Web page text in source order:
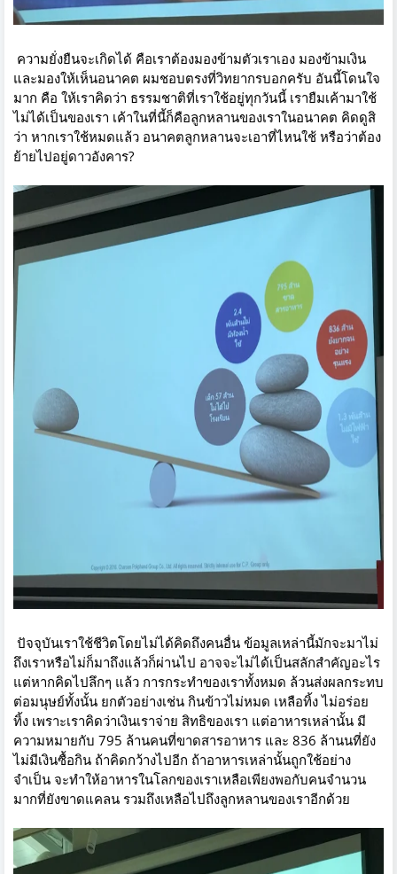
ความยั่งยืนจะเกิดได้ คือเราต้องมองข้ามตัวเราเอง มองข้ามเงิน
และมองให้เห็นอนาคต ผมชอบตรงที่วิทยากรบอกครับ อันนี้โดนใจ
มาก คือ ให้เราคิดว่า ธรรมชาติที่เราใช้อยู่ทุกวันนี้ เรายืมเค้ามาใช้
ไม่ได้เป็นของเรา เค้าในที่นี้ก็คือลูกหลานของเราในอนาคต คิดดูสิ
ว่า หากเราใช้หมดแล้ว อนาคตลูกหลานจะเอาที่ไหนใช้ หรือว่าต้อง
ย้ายไปอยู่ดาวอังคาร?
ปัจจุบันเราใช้ชีวิตโดยไม่ได้คิดถึงคนอื่น ข้อมูลเหล่านี้มักจะมาไม่
ถึงเราหรือไม่ก็มาถึงแล้วก็ผ่านไป อาจจะไม่ได้เป็นสลักสำคัญอะไร
แต่หากคิดไปลึกๆ แล้ว การกระทำของเราทั้งหมด ล้วนส่งผลกระทบ
ต่อมนุษย์ทั้งนั้น ยกตัวอย่างเช่น กินข้าวไม่หมด เหลือทิ้ง ไม่อร่อย
ทิ้ง เพราะเราคิดว่าเงินเราจ่าย สิทธิของเรา แต่อาหารเหล่านั้น มี
ความหมายกับ 795 ล้านคนที่ขาดสารอาหาร และ 836 ล้านนที่ยัง
ไม่มีเงินซื้อกิน ถ้าคิดกว้างไปอีก ถ้าอาหารเหล่านั้นถูกใช้อย่าง
จำเป็น จะทำให้อาหารในโลกของเราเหลือเพียงพอกับคนจำนวน
มากที่ยังขาดแคลน รวมถึงเหลือไปถึงลูกหลานของเราอีกด้วย